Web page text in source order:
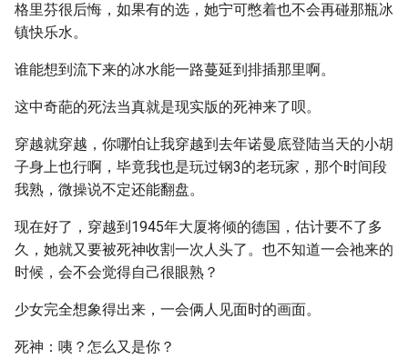
格里芬很后悔，如果有的选，她宁可憋着也不会再碰那瓶冰
镇快乐水。
谁能想到流下来的冰水能一路蔓延到排插那里啊。
这中奇葩的死法当真就是现实版的死神来了呗。
穿越就穿越，你哪怕让我穿越到去年诺曼底登陆当天的小胡
子身上也行啊，毕竟我也是玩过钢3的老玩家，那个时间段
我熟，微操说不定还能翻盘。
现在好了，穿越到1945年大厦将倾的德国，估计要不了多
久，她就又要被死神收割一次人头了。也不知道一会祂来的
时候，会不会觉得自己很眼熟？
少女完全想象得出来，一会俩人见面时的画面。
死神：咦？怎么又是你？